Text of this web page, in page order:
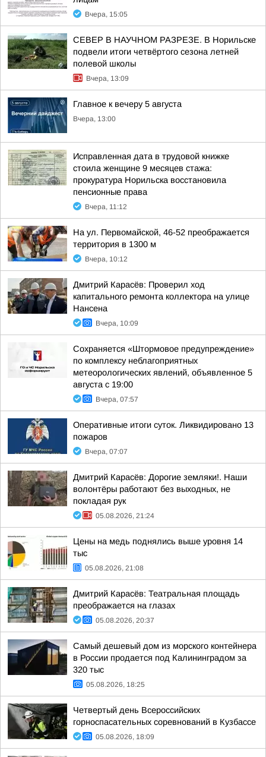
Вчера, 15:05
СЕВЕР В НАУЧНОМ РАЗРЕЗЕ. В Норильске
подвели итоги четвёртого сезона летней
полевой школы
Вчера, 13:09
Главное к вечеру 5 августа
Вчера, 13:00
Исправленная дата в трудовой книжке
стоила женщине 9 месяцев стажа:
прокуратура Норильска восстановила
пенсионные права
Вчера, 11:12
На ул. Первомайской, 46-52 преображается
территория в 1300 м
Вчера, 10:12
Дмитрий Карасёв: Проверил ход
капитального ремонта коллектора на улице
Нансена
Вчера, 10:09
Сохраняется «Штормовое предупреждение»
по комплексу неблагоприятных
метеорологических явлений, объявленное 5
августа с 19:00
Вчера, 07:57
Оперативные итоги суток. Ликвидировано 13
пожаров
Вчера, 07:07
Дмитрий Карасёв: Дорогие земляки!. Наши
волонтёры работают без выходных, не
покладая рук
05.08.2026, 21:24
Цены на медь поднялись выше уровня 14
тыс
05.08.2026, 21:08
Дмитрий Карасёв: Театральная площадь
преображается на глазах
05.08.2026, 20:37
Самый дешевый дом из морского контейнера
в России продается под Калининградом за
320 тыс
05.08.2026, 18:25
Четвертый день Всероссийских
горноспасательных соревнований в Кузбассе
05.08.2026, 18:09